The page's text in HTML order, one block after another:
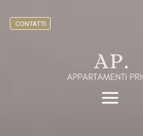
CONTATTI